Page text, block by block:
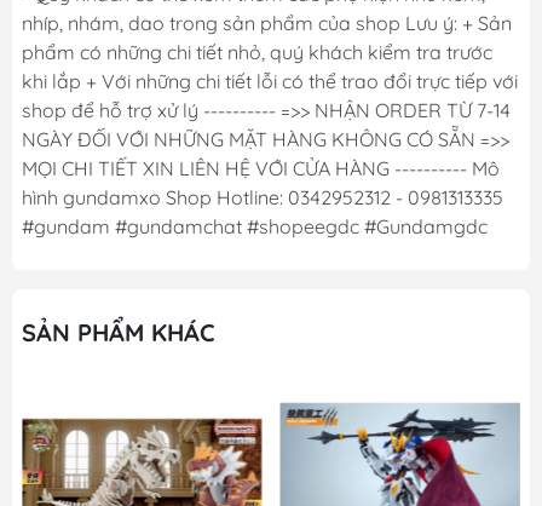
nhíp, nhám, dao trong sản phẩm của shop Lưu ý: + Sản
phẩm có những chi tiết nhỏ, quý khách kiểm tra trước
khi lắp + Với những chi tiết lỗi có thể trao đổi trực tiếp với
shop để hỗ trợ xử lý ---------- =>> NHẬN ORDER TỪ 7-14
NGÀY ĐỐI VỚI NHỮNG MẶT HÀNG KHÔNG CÓ SẴN =>>
MỌI CHI TIẾT XIN LIÊN HỆ VỚI CỬA HÀNG ---------- Mô
hình gundamxo Shop Hotline: 0342952312 - 0981313335
#gundam #gundamchat #shopeegdc #Gundamgdc
SẢN PHẨM KHÁC